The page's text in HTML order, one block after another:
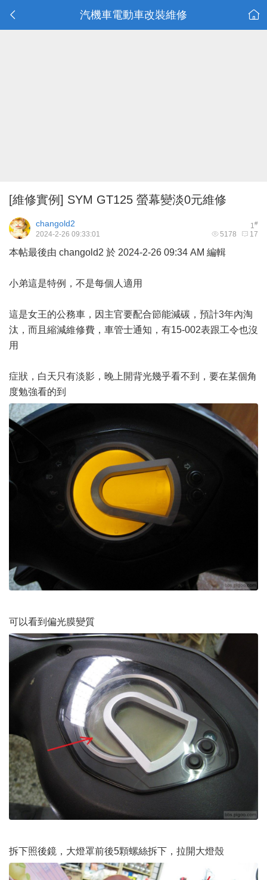
汽機車電動車改裝維修
[維修實例] SYM GT125 螢幕變淡0元維修
1#
changold2
5178 17
2024-2-26 09:33:01
本帖最後由 changold2 於 2024-2-26 09:34 AM 編輯
小弟這是特例，不是每個人適用
這是女王的公務車，因主官要配合節能減碳，預計3年內淘
汰，而且縮減維修費，車管士通知，有15-002表跟工令也沒
用
症狀，白天只有淡影，晚上開背光幾乎看不到，要在某個角
度勉強看的到
可以看到偏光膜變質
拆下照後鏡，大燈罩前後5顆螺絲拆下，拉開大燈殼